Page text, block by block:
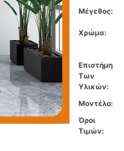
Μέγεθος:
Χρώμα:
Επιστήμη
Των
Υλικών:
Μοντέλο:
Όροι
Τιμών: